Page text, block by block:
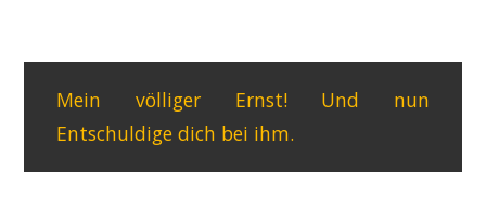
Mein völliger Ernst! Und nun
Entschuldige dich bei ihm.